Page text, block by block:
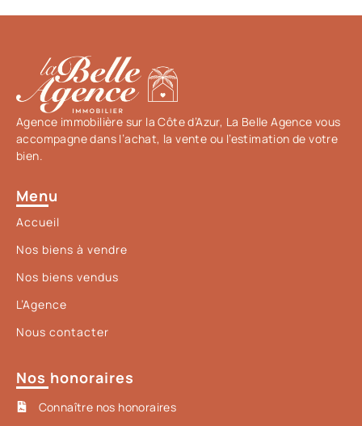
Agence immobilière sur la Côte d’Azur, La Belle Agence vous
accompagne dans l’achat, la vente ou l’estimation de votre
bien.
Menu
Accueil
Nos biens à vendre
Nos biens vendus
L’Agence
Nous contacter
Nos honoraires
Connaître nos honoraires